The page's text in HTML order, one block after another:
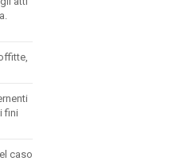
fini
caso